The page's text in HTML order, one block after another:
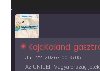
KajaKaland:
Jun 22, 2026 • 00:35:05